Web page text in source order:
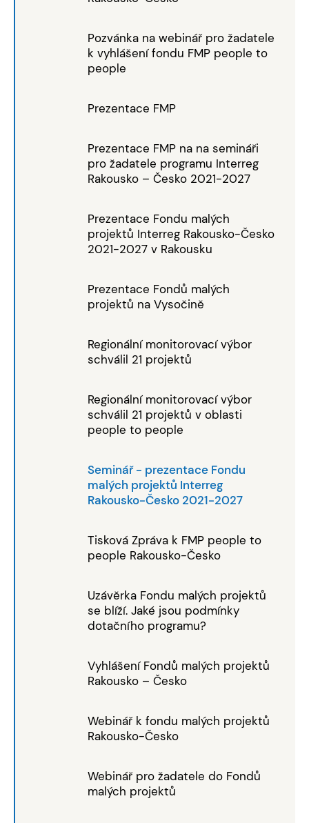
Pozvánka na webinář pro žadatele
k vyhlášení fondu FMP people to
people
Prezentace FMP
Prezentace FMP na na semináři
pro žadatele programu Interreg
Rakousko – Česko 2021-2027
Prezentace Fondu malých
projektů Interreg Rakousko-Česko
2021-2027 v Rakousku
Prezentace Fondů malých
projektů na Vysočině
Regionální monitorovací výbor
schválil 21 projektů
Regionální monitorovací výbor
schválil 21 projektů v oblasti
people to people
Seminář - prezentace Fondu
malých projektů Interreg
Rakousko-Česko 2021-2027
Tisková Zpráva k FMP people to
people Rakousko-Česko
Uzávěrka Fondu malých projektů
se blíží. Jaké jsou podmínky
dotačního programu?
Vyhlášení Fondů malých projektů
Rakousko – Česko
Webinář k fondu malých projektů
Rakousko-Česko
Webinář pro žadatele do Fondů
malých projektů